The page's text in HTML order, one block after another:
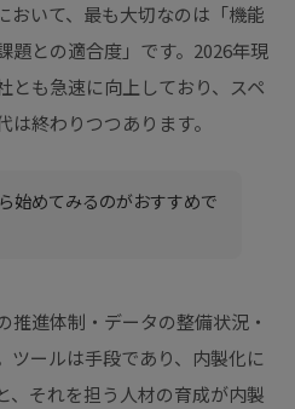
おいて、最も大切なのは「機能
題との適合度」です。2026年現
とも急速に向上しており、スペ
終わりつつあります。
始めてみるのがおすすめで
推進体制・データの整備状況・
ツールは手段であり、内製化に
、それを担う人材の育成が内製